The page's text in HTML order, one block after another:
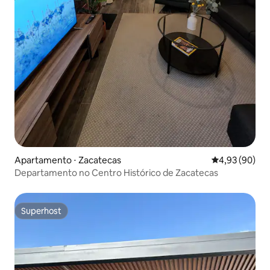
Apartamento ⋅ Zacatecas 4,93 de uma
4,93 (90)
Departamento no Centro Histórico de Zacatecas
Superhost
Superhost